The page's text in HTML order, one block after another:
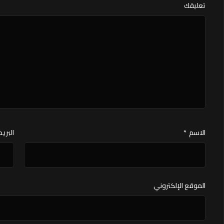
تعليقك
الاسم *
الموقع الإلكتروني